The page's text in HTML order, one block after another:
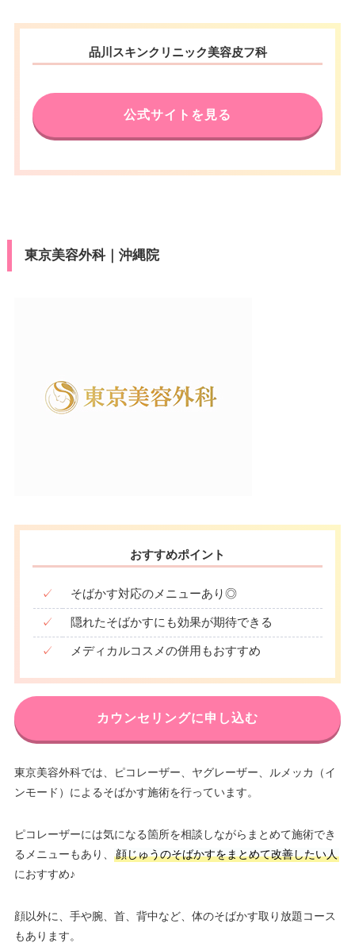
品川スキンクリニック美容皮フ科
公式サイトを見る
東京美容外科｜沖縄院
おすすめポイント
✓ そばかす対応のメニューあり◎
✓ 隠れたそばかすにも効果が期待できる
✓ メディカルコスメの併用もおすすめ
カウンセリングに申し込む
東京美容外科では、ピコレーザー、ヤグレーザー、ルメッカ（イ
ンモード）によるそばかす施術を行っています。
ピコレーザーには気になる箇所を相談しながらまとめて施術でき
るメニューもあり、
顔じゅうのそばかすをまとめて改善したい人
におすすめ♪
顔以外に、手や腕、首、背中など、体のそばかす取り放題コース
もあります。